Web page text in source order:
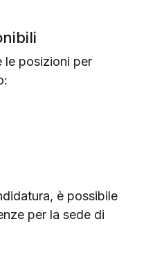
le posizioni per
è possibile
per la sede di